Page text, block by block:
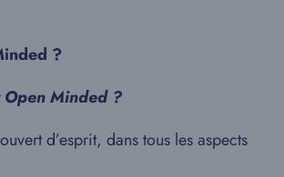
?
Minded ?
d’esprit, dans tous les aspects